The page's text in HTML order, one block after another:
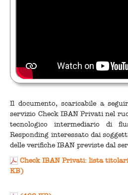
Il documento, scaricabile a
servizio Check IBAN Privati nel
tecnologico intermediario di
Responding interessato dai
delle verifiche IBAN previste dal
Check IBAN Privati: lista
KB)